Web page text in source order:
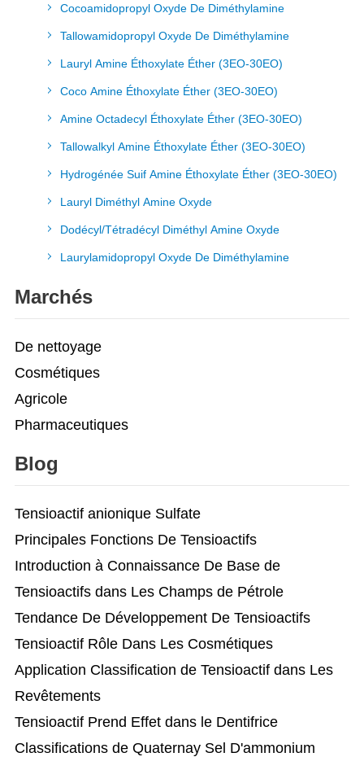
Cocoamidopropyl Oxyde De Diméthylamine
Tallowamidopropyl Oxyde De Diméthylamine
Lauryl Amine Éthoxylate Éther (3EO-30EO)
Coco Amine Éthoxylate Éther (3EO-30EO)
Amine Octadecyl Éthoxylate Éther (3EO-30EO)
Tallowalkyl Amine Éthoxylate Éther (3EO-30EO)
Hydrogénée Suif Amine Éthoxylate Éther (3EO-30EO)
Lauryl Diméthyl Amine Oxyde
Dodécyl/Tétradécyl Diméthyl Amine Oxyde
Laurylamidopropyl Oxyde De Diméthylamine
Marchés
De nettoyage
Cosmétiques
Agricole
Pharmaceutiques
Blog
Tensioactif anionique Sulfate
Principales Fonctions De Tensioactifs
Introduction à Connaissance De Base de
Tensioactifs dans Les Champs de Pétrole
Tendance De Développement De Tensioactifs
Tensioactif Rôle Dans Les Cosmétiques
Application Classification de Tensioactif dans Les
Revêtements
Tensioactif Prend Effet dans le Dentifrice
Classifications de Quaternay Sel D'ammonium